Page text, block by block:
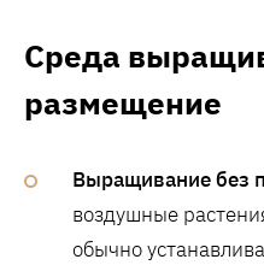
Среда
размещение
Выращивание без
воздушные
обычно